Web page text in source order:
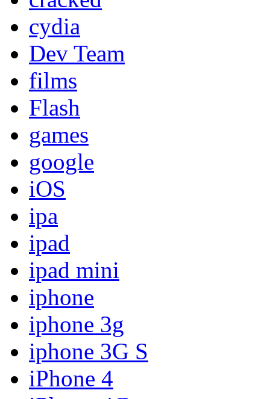
cydia
Dev Team
films
Flash
games
google
iOS
ipa
ipad
ipad mini
iphone
iphone 3g
iphone 3G S
iPhone 4